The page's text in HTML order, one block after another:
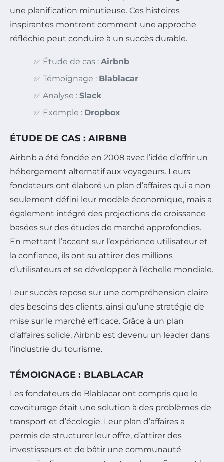
une planification minutieuse. Ces histoires
inspirantes montrent comment une approche
réfléchie peut conduire à un succès durable.
✅ Étude de cas : Airbnb
✅ Témoignage : Blablacar
✅ Analyse : Slack
✅ Exemple : Dropbox
ÉTUDE DE CAS : AIRBNB
Airbnb a été fondée en 2008 avec l’idée d’offrir un
hébergement alternatif aux voyageurs. Leurs
fondateurs ont élaboré un plan d’affaires qui a non
seulement défini leur modèle économique, mais a
également intégré des projections de croissance
basées sur des études de marché approfondies.
En mettant l’accent sur l’expérience utilisateur et
la confiance, ils ont su attirer des millions
d’utilisateurs et se développer à l’échelle mondiale.
Leur succès repose sur une compréhension claire
des besoins des clients, ainsi qu’une stratégie de
mise sur le marché efficace. Grâce à un plan
d’affaires solide, Airbnb est devenu un leader dans
l’industrie du tourisme.
TÉMOIGNAGE : BLABLACAR
Les fondateurs de Blablacar ont compris que le
covoiturage était une solution à des problèmes de
transport et d’écologie. Leur plan d’affaires a
permis de structurer leur offre, d’attirer des
investisseurs et de bâtir une communauté